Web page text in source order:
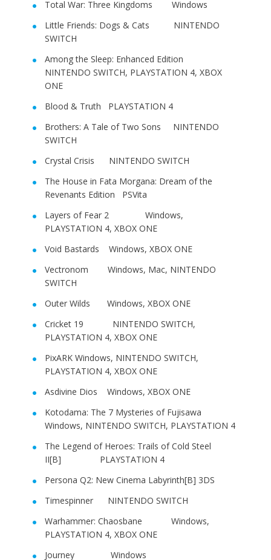
Total War: Three Kingdoms Windows
Little Friends: Dogs & Cats NINTENDO
SWITCH
Among the Sleep: Enhanced Edition
NINTENDO SWITCH, PLAYSTATION 4, XBOX
ONE
Blood & Truth PLAYSTATION 4
Brothers: A Tale of Two Sons NINTENDO
SWITCH
Crystal Crisis NINTENDO SWITCH
The House in Fata Morgana: Dream of the
Revenants Edition PSVita
Layers of Fear 2 Windows,
PLAYSTATION 4, XBOX ONE
Void Bastards Windows, XBOX ONE
Vectronom Windows, Mac, NINTENDO
SWITCH
Outer Wilds Windows, XBOX ONE
Cricket 19 NINTENDO SWITCH,
PLAYSTATION 4, XBOX ONE
PixARK Windows, NINTENDO SWITCH,
PLAYSTATION 4, XBOX ONE
Asdivine Dios Windows, XBOX ONE
Kotodama: The 7 Mysteries of Fujisawa
Windows, NINTENDO SWITCH, PLAYSTATION 4
The Legend of Heroes: Trails of Cold Steel
II[B] PLAYSTATION 4
Persona Q2: New Cinema Labyrinth[B] 3DS
Timespinner NINTENDO SWITCH
Warhammer: Chaosbane Windows,
PLAYSTATION 4, XBOX ONE
Journey Windows